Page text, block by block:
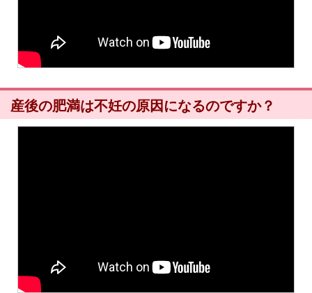
産後の肥満は不妊の原因になるのですか？